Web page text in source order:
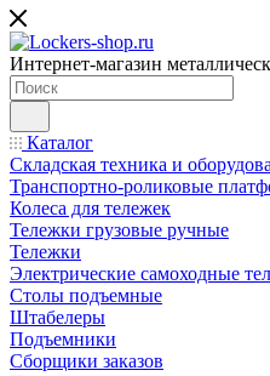
Интернет-магазин
Каталог
Складская техника и
Транспортно-роликовые
Колеса для тележек
Тележки грузовые ручные
Тележки
Электрические самоходные
Столы подъемные
Штабелеры
Подъемники
Сборщики заказов